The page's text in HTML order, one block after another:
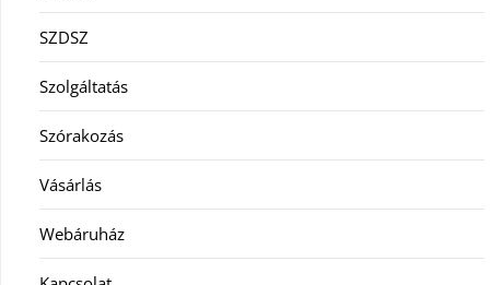
SZDSZ
Szolgáltatás
Szórakozás
Vásárlás
Webáruház